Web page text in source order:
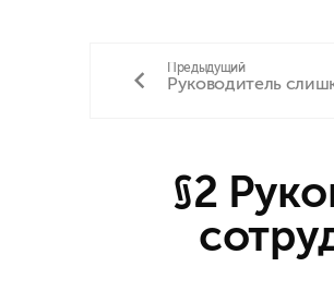
Предыдущий
Руководитель слишком подробно
§2 Руководитель отвечает на одни и те же вопросы